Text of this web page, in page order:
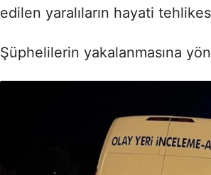
edilen yaralıların hayati
Şüphelilerin yakalanmasına